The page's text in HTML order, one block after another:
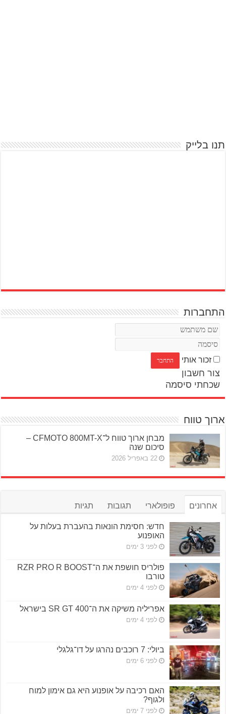
תנו בלייק
התחברות
זכור אותי
צור חשבון
שכחתי סיסמה
ארוך טווח
מבחן ארוך טווח ל־CFMOTO 800MT-X –
סיכום שנה
22 באפריל 2026
אחרונים פופולארי תגובות תגיות
חדש: חסימת הונאות בהעברת בעלות על
האופנוע
לפני 3 ימים
פולריס חושפת את ה־RZR PRO R BOOST
טורבו
לפני 4 ימים
אפריליה משיקה את ה־SR GT 400 בישראל
לפני 4 ימים
ביולי: 7 רוכבים נהרגו על דו־גלגלי
לפני 6 ימים
האם רכיבה על אופנוע היא גם אימון למוח
ולגוף?
לפני 7 ימים